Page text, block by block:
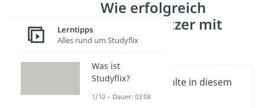
Wie erfolgreich
lernen Nutzer mit
Studyflix?
Wichtige Inhalte in diesem
Video
Lerntipps
Alles rund um Studyflix
Was ist
Studyflix?
1/10 – Dauer: 03:08